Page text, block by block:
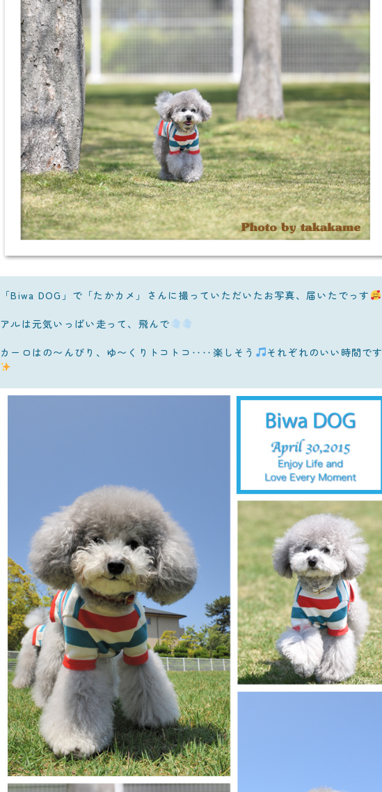
「Biwa DOG」で「たかカメ」さんに撮っていただいたお写真、届いたでっす
アルは元気いっぱい走って、飛んで
カーロはの〜んびり、ゆ〜くりトコトコ‥‥楽しそう それぞれのいい時間です